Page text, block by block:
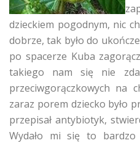
dzieckiem pogodnym, nic
dobrze, tak było do
po spacerze Kuba
takiego nam się nie
przeciwgorączkowych na
zaraz porem dziecko było
przepisał antybiotyk,
Wydało mi się to bardzo